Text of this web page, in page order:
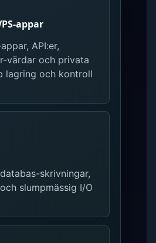
appar
API:er,
värdar och privata
lagring och kontroll
skrivningar,
slumpmässig I/O